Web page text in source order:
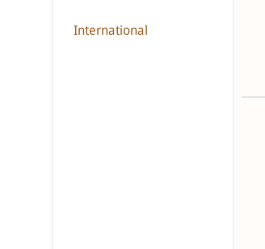
International